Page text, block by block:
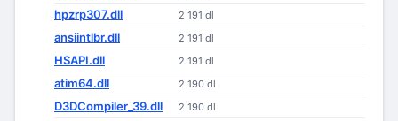
hpzrp307.dll 2 191 dl
ansiintlbr.dll 2 191 dl
HSAPI.dll 2 191 dl
atim64.dll 2 190 dl
D3DCompiler_39.dll 2 190 dl